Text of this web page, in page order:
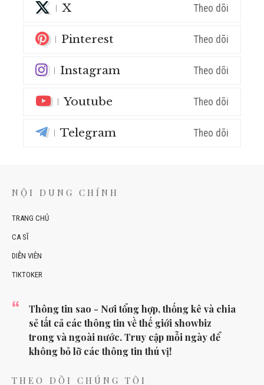
X Theo dõi
Pinterest Theo dõi
Instagram Theo dõi
Youtube Theo dõi
Telegram Theo dõi
NỘI DUNG CHÍNH
TRANG CHỦ
CA SĨ
DIỄN VIÊN
TIKTOKER
Thông tin sao - Nơi tổng hợp, thống kê và chia
sẻ tất cả các thông tin về thế giới showbiz
trong và ngoài nước. Truy cập mỗi ngày để
không bỏ lỡ các thông tin thú vị!
THEO DÕI CHÚNG TÔI